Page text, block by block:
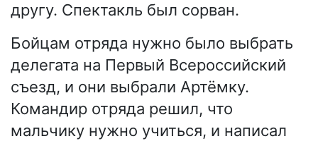
другу. Спектакль был сорван.
Бойцам отряда нужно было выбрать
делегата на Первый Всероссийский
съезд, и они выбрали Артёмку.
Командир отряда решил, что
мальчику нужно учиться, и написал